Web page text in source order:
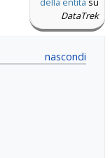
DataTrek